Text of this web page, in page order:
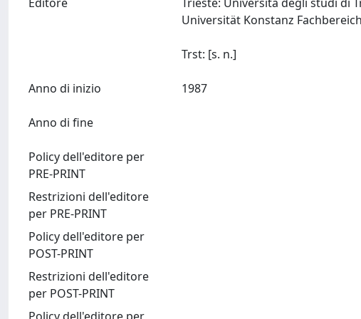
Universität Konstanz
Anno di inizio
Anno di fine
Policy dell'editore per
PRE-PRINT
Restrizioni dell'editore
per PRE-PRINT
Policy dell'editore per
POST-PRINT
Restrizioni dell'editore
per POST-PRINT